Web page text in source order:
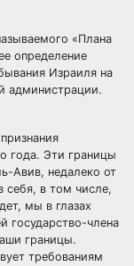
«Плана
определение
Израиля на
администрации.
года. Эти границы
Авив, недалеко от
себя, в том числе,
мы в глазах
государство-члена
границы.
требованиям